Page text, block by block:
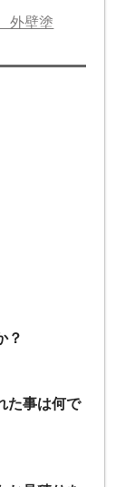
外壁塗
？
た事は何で